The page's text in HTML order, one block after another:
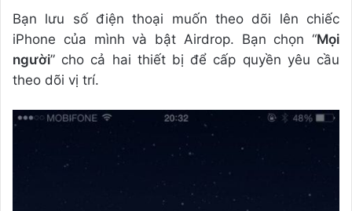
Bạn lưu số điện thoại muốn theo dõi lên chiếc
iPhone của mình và bật Airdrop. Bạn chọn “Mọi
người” cho cả hai thiết bị để cấp quyền yêu cầu
theo dõi vị trí.